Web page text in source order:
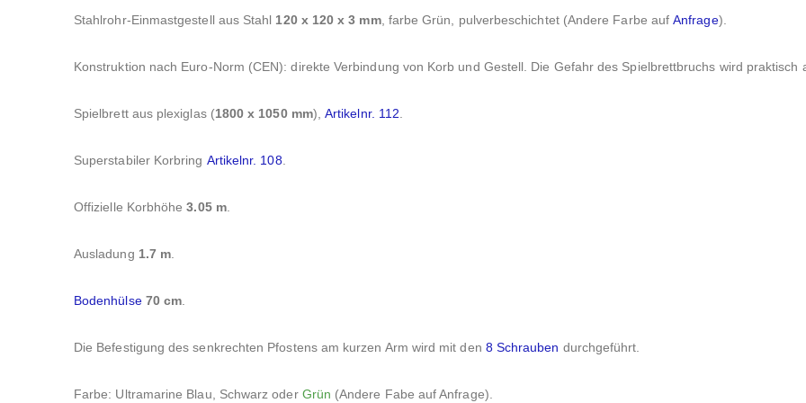
Stahlrohr-Einmastgestell aus Stahl 120 x 120 x 3 mm, farbe Grün, pulverbeschichtet (Andere Farbe aufAnfrage).
Konstruktion nach Euro-Norm (CEN): direkte Verbindung von Korb und Gestell. Die Gefahr des Spielbrettbruchs wird praktisch
Spielbrett aus plexiglas (1800 x 1050 mm),Artikelnr. 112
Superstabiler Korbring Artikelnr. 108
Offizielle Korbhöhe3.05 m.
Ausladung 1.7 m
Bodenhülse 70 cm
Die Befestigung des senkrechten Pfostens am kurzen Arm wird mit den 8 Schrauben durchgeführt.
Farbe: Ultramarine Blau, Schwarz oder Grün (Andere Fabe auf Anfrage).